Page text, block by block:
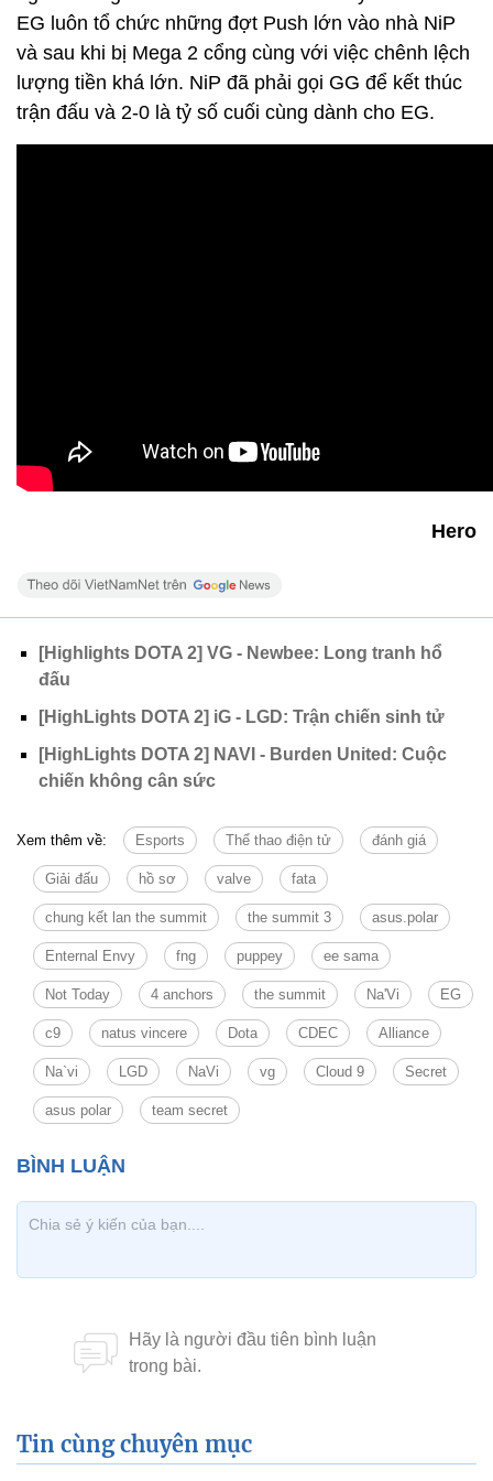
EG luôn tổ chức những đợt Push lớn vào nhà NiP
và sau khi bị Mega 2 cổng cùng với việc chênh lệch
lượng tiền khá lớn. NiP đã phải gọi GG để kết thúc
trận đấu và 2-0 là tỷ số cuối cùng dành cho EG.
Hero
[Highlights DOTA 2] VG - Newbee: Long tranh hổ
đấu
[HighLights DOTA 2] iG - LGD: Trận chiến sinh tử
[HighLights DOTA 2] NAVI - Burden United: Cuộc
chiến không cân sức
Xem thêm về: Esports Thể thao điện tử đánh giá
Giải đấu hồ sơ valve fata
chung kết lan the summit the summit 3 asus.polar
Enternal Envy fng puppey ee sama
Not Today 4 anchors the summit Na'Vi EG
c9 natus vincere Dota CDEC Alliance
Na`vi LGD NaVi vg Cloud 9 Secret
asus polar team secret
Tin cùng chuyên mục